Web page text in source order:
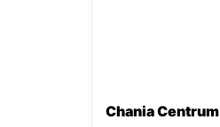
Chania Centrum